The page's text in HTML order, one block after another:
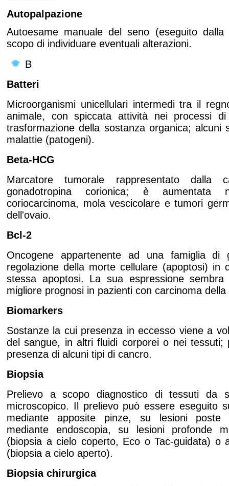
Autopalpazione
Autoesame manuale del seno (eseguito
scopo di individuare eventuali alterazioni.
B
Batteri
Microorganismi unicellulari intermedi tra il
animale, con spiccata attività nei processi di
trasformazione della sostanza organica; alcuni
malattie (patogeni).
Beta-HCG
Marcatore tumorale rappresentato dalla
gonadotropina corionica; è aumentata
coriocarcinoma, mola vescicolare e tumori
dell'ovaio.
Bcl-2
Oncogene appartenente ad una famiglia di
regolazione della morte cellulare (apoptosi) in
stessa apoptosi. La sua espressione
migliore prognosi in pazienti con carcinoma
Biomarkers
Sostanze la cui presenza in eccesso viene a
del sangue, in altri fluidi corporei o nei tessuti;
presenza di alcuni tipi di cancro.
Biopsia
Prelievo a scopo diagnostico di tessuti da
microscopico. Il prelievo può essere eseguito
mediante apposite pinze, su lesioni poste
mediante endoscopia, su lesioni profonde
(biopsia a cielo coperto, Eco o Tac-guidata) o
(biopsia a cielo aperto).
Biopsia chirurgica